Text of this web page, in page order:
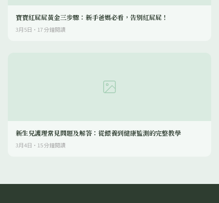
寶寶紅屁屁黃金三步驟：新手爸媽必看，告別紅屁屁！
3月5日 · 17分鐘閱讀
新生兒護理常見問題及解答：從餵養到健康監測的完整教學
3月4日 · 15分鐘閱讀